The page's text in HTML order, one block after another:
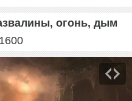
огонь, дым